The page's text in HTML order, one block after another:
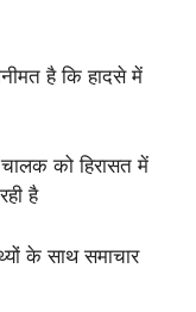
है कि हादसे में
को हिरासत में
है
के साथ समाचार